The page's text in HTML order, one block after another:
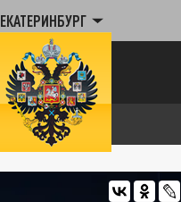
ЕКАТЕРИНБУРГ